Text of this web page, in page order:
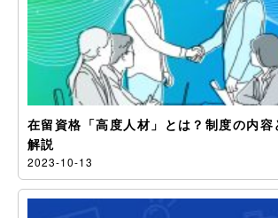
在留資格「高度人材」とは？制度の内容
解説
2023-10-13